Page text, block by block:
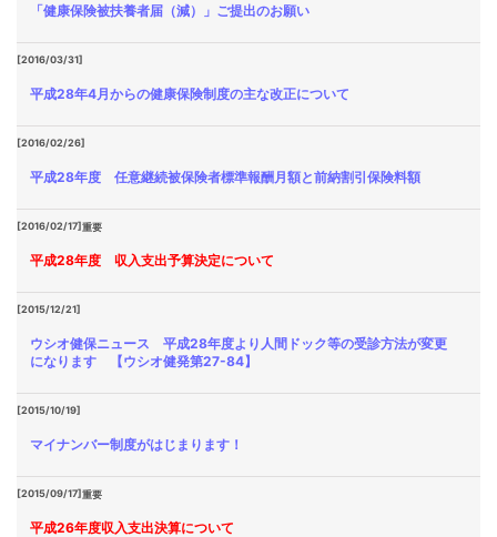
「健康保険被扶養者届（減）」ご提出のお願い
[2016/03/31]
平成28年4月からの健康保険制度の主な改正について
[2016/02/26]
平成28年度 任意継続被保険者標準報酬月額と前納割引保険料額
[2016/02/17]重要
平成28年度 収入支出予算決定について
[2015/12/21]
ウシオ健保ニュース 平成28年度より人間ドック等の受診方法が変更
になります 【ウシオ健発第27-84】
[2015/10/19]
マイナンバー制度がはじまります！
[2015/09/17]重要
平成26年度収入支出決算について